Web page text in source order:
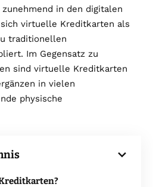
in den digitalen
virtuelle Kreditkarten als
traditionellen
Im Gegensatz zu
sind virtuelle Kreditkarten
in vielen
physische